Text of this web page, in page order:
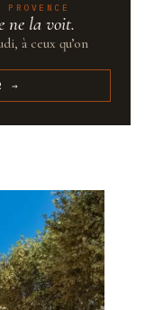
ne la voit.
à ceux qu’on
→